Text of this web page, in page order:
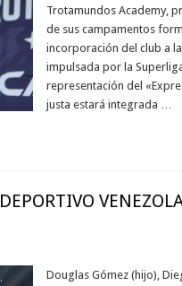
Trotamundos Academy,
de sus campamentos
incorporación del club a
impulsada por la
representación del
justa estará integrada …
Douglas Gómez (hijo),